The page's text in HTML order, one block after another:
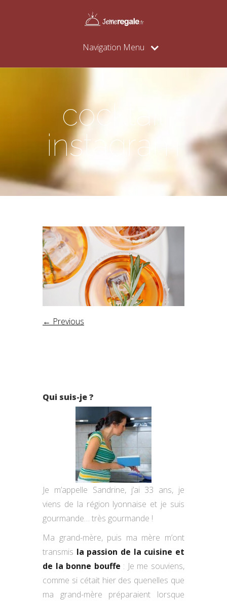
Navigation Menu
cocktail
instagram
← Previous
Qui suis-je ?
Je m’appelle Sandrine, j’ai 33 ans, je
viens de la région lyonnaise et je suis
gourmande… très gourmande !
Ma grand-mère, puis ma mère m’ont
transmis la passion de la cuisine et
de la bonne bouffe : Je me souviens,
comme si cétait hier des quenelles que
ma grand-mère préparaient lorsque